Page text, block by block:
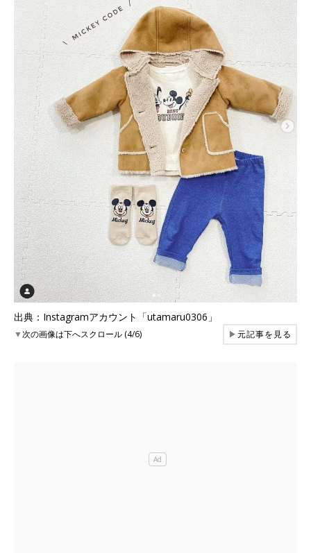
出典：Instagramアカウント「utamaru0306」
▼次の画像は下へスクロール (4/6) ▶元記事を見る